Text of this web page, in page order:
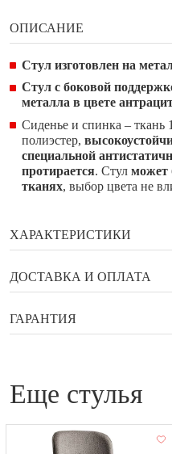
ОПИСАНИЕ
Стул изготовлен на
Стул с боковой
металла в цвете
Сиденье и спинка – ткань
полиэстер,
специальной
протирается. Стулможет
тканях, выбор цвета не
ХАРАКТЕРИСТИКИ
Бренд
Сортировка (ручная)
Каркас
ДОСТАВКА И ОПЛАТА
Способы
Наличными в галереи
Оплата по QR коду
Купить в рассрочку или
ГАРАНТИЯ
Гарантийный документ —
покупателю вместе с
Гарантийное
еще стулья